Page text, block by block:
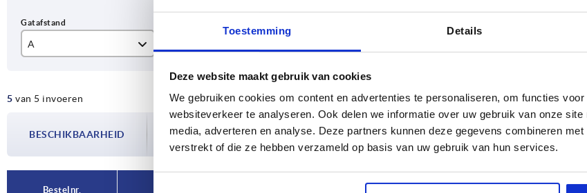
Toestemming Details
Deze website maakt gebruik van cookies
We gebruiken cookies om content en advertenties te personaliseren, om functies
websiteverkeer te analyseren. Ook delen we informatie over uw gebruik van onze
media, adverteren en analyse. Deze partners kunnen deze gegevens combineren
verstrekt of die ze hebben verzameld op basis van uw gebruik van hun services.
A
120
180
M5 108
110
128
160
15
5 van 5 invoeren TABEL VERGROTEN
BESCHIKBAARHEID
De beschikbaarheid wordt meerdere keren per dag met regelmatige tussenpozen
bijgewerkt. In de laatste stap voordat je je bestelling afrondt, word je geïnformeerd
over de bevestigde verzenddatum.
1-3
Bestelnr.